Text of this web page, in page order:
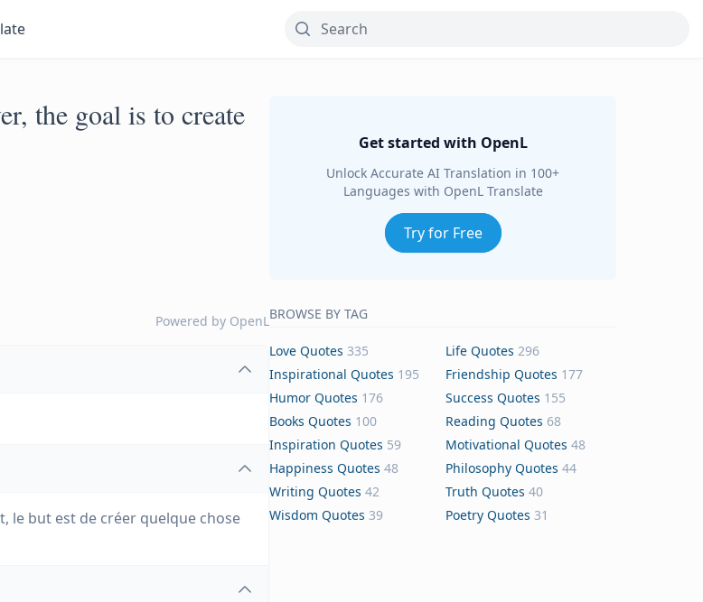
the goal is to create
Powered by OpenL
le but est de créer quelque chose
Get started with OpenL
Unlock Accurate AI Translation in 100+
Languages with OpenL Translate
Try for Free
BROWSE BY TAG
Love Quotes 335 Life Quotes 296
Inspirational Quotes 195 Friendship Quotes 177
Humor Quotes 176 Success Quotes 155
Books Quotes 100 Reading Quotes 68
Inspiration Quotes 59 Motivational Quotes 48
Happiness Quotes 48 Philosophy Quotes 44
Writing Quotes 42 Truth Quotes 40
Wisdom Quotes 39 Poetry Quotes 31